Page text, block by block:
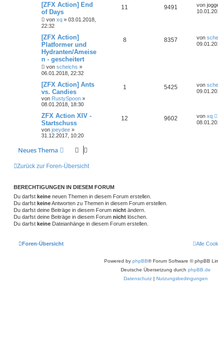
[ZFX Action] End
of Days
von xq » 03.01.2018,
22:32
11 9491 von
[ZFX Action]
Platformer und
Hydranten/Ameise
n - gescheitert
von scheichs »
06.01.2018, 22:32
8 8357 von
[ZFX Action] Ants
vs. Candies
von RustySpoon »
08.01.2018, 18:30
1 5425 von
ZFX Action XIV -
Startschuss
von joeydee »
31.12.2017, 10:20
12 9602 von xq
Neues Thema
Zurück zur Foren-Übersicht
BERECHTIGUNGEN IN DIESEM FORUM
Du darfst keine neuen Themen in diesem Forum erstellen.
Du darfst keineAntworten zu Themen in diesem Forum erstellen.
Du darfst deine Beiträge in diesem Forum nicht ändern.
Du darfst deine Beiträge in diesem Forum nicht löschen.
Du darfst keine Dateianhänge in diesem Forum erstellen.
Foren-Übersicht Alle
Powered by phpBB® Forum Software © phpBB
Deutsche Übersetzung durch phpBB.de
Datenschutz | Nutzungsbedingungen